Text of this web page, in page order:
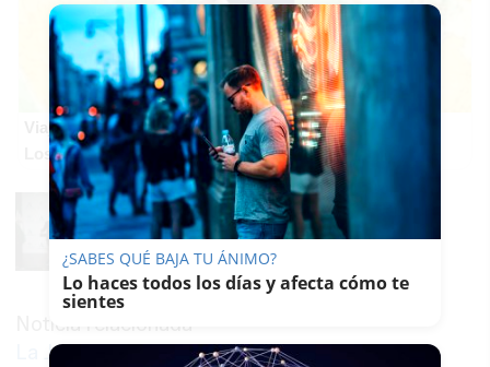
Viaja sin visado
Los pasaportes que más puertas abren ¿está el tuyo?
Noticia relacionada
La Junta da marcha atrás en unas
¿SABES QUÉ BAJA TU ÁNIMO?
Lo haces todos los días y afecta cómo te
sientes